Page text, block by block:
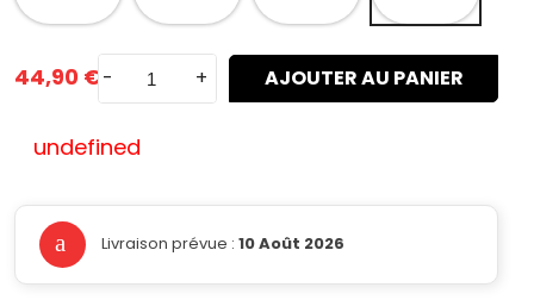
44,90 € - + AJOUTER AU PANIER
undefined
Livraison prévue : 10 Août 2026